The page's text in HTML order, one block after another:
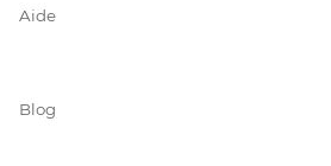
Aide
Blog